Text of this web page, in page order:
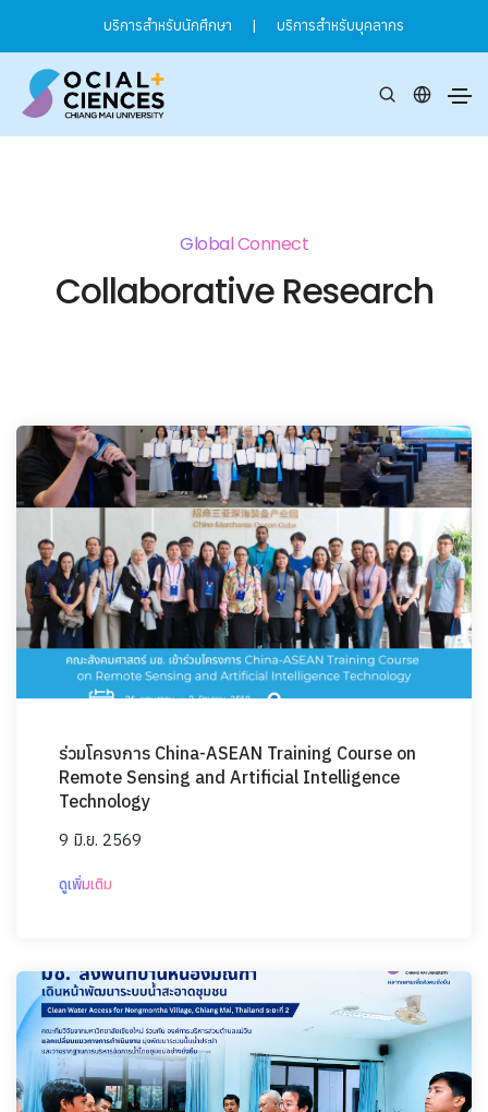
บริการสำหรับนักศึกษา | บริการสำหรับบุคลากร
Global Connect
Collaborative Research
ร่วมโครงการ China-ASEAN Training Course on
Remote Sensing and Artificial Intelligence
Technology
9 มิ.ย. 2569
ดูเพิ่มเติม